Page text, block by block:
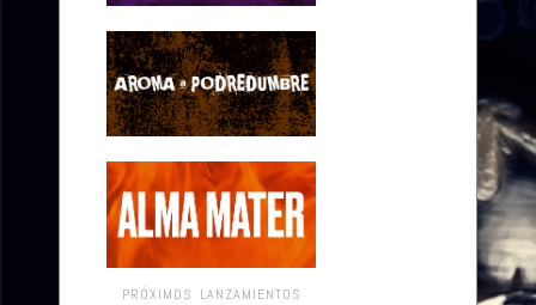
PRÓXIMOS LANZAMIENTOS